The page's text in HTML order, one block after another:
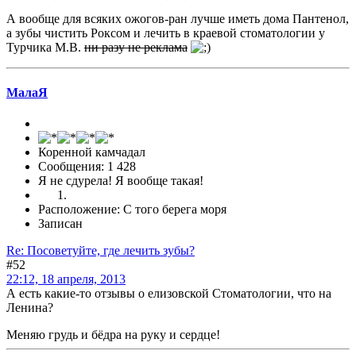
А вообще для всяких ожогов-ран лучше иметь дома Пантенол,
а зубы чистить Роксом и лечить в краевой стоматологии у
Турчика М.В. ни разу не реклама
МалаЯ
Коренной камчадал
Сообщения: 1 428
Я не сдурела! Я вообще такая!
Расположение: С того берега моря
Записан
Re: Посоветуйте, где лечить зубы?
#52
22:12, 18 апреля, 2013
А есть какие-то отзывы о елизовской Стоматологии, что на
Ленина?
Меняю грудь и бёдра на руку и сердце!